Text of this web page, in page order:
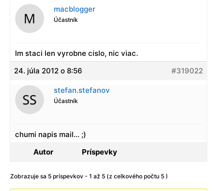
macblogger
Účastník
Im staci len vyrobne cislo, nic viac.
24. júla 2012 o 8:56
#319022
stefan.stefanov
Účastník
chumi napis mail… ;)
Autor
Príspevky
Zobrazuje sa 5 príspevkov - 1 až 5 (z celkového počtu 5 )